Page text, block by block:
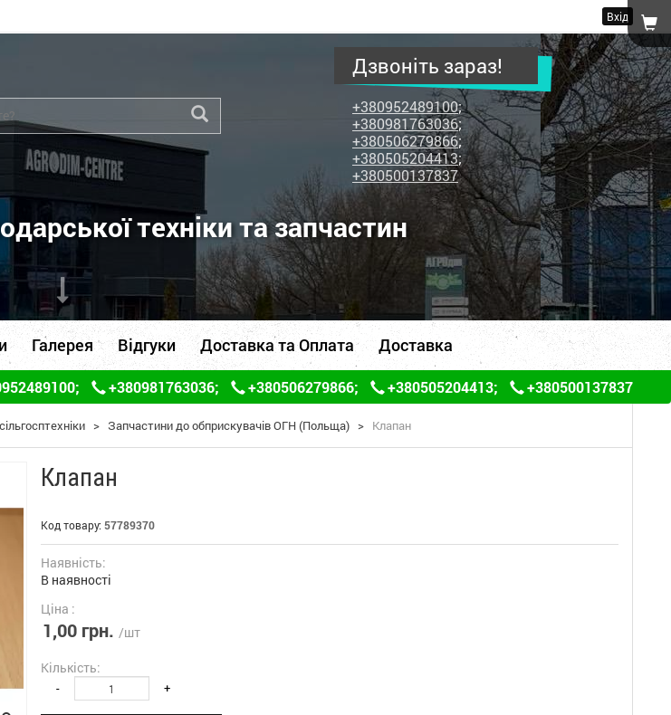
Вхід
Дзвоніть зараз!
+380952489100;
+380981763036;
+380506279866;
+380505204413;
+380500137837
техніки та запчастин
Галерея Відгуки Доставка та Оплата Доставка
; +380981763036; +380506279866; +380505204413; +380500137837
> Запчастини до обприскувачів ОГН (Польща) > Клапан
Клапан
Код товару: 57789370
Наявність:
В наявності
Ціна :
1,00 грн. /шт
Кількість:
- +